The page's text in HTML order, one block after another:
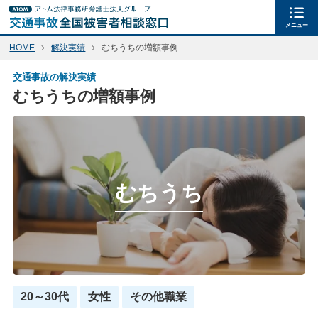
メニュー
HOME 解決実績 むちうちの増額事例
交通事故の解決実績
むちうちの増額事例
むちうち
20～30代 女性 その他職業